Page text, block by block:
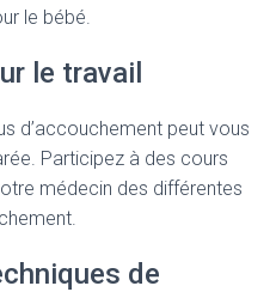
le bébé.
le travail
d’accouchement peut vous
Participez à des cours
médecin des différentes
de